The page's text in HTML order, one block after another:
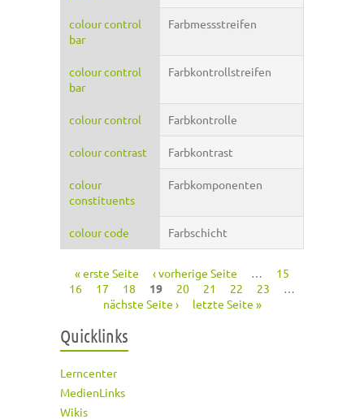
colour control
bar
Farbmessstreifen
colour control
bar
Farbkontrollstreifen
colour control Farbkontrolle
colour contrast Farbkontrast
colour
constituents
Farbkomponenten
colour code Farbschicht
Seiten
« erste Seite ‹ vorherige Seite …
15
16
17 18 19 20 21 22 23
…
nächste Seite ›
letzte Seite »
Quicklinks
Lerncenter
MedienLinks
Wikis